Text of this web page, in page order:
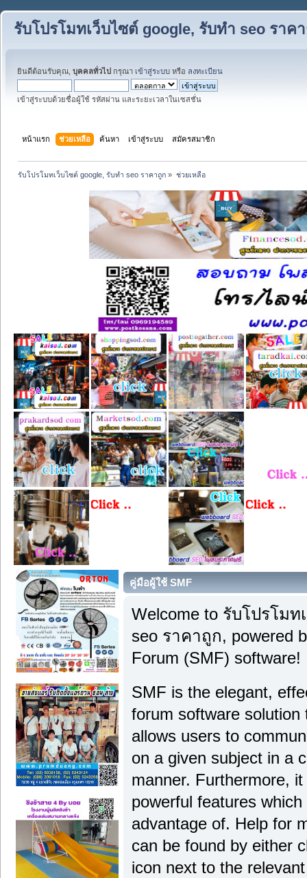
รับโปรโมทเว็บไซต์ google, รับทำ seo ราค
ยินดีต้อนรับคุณ, บุคคลทั่วไป กรุณา เข้าสู่ระบบ หรือ ลงทะเบียน
เข้าสู่ระบบด้วยชื่อผู้ใช้ รหัสผ่าน และระยะเวลาในเซสชั่น
หน้าแรก ช่วยเหลือ ค้นหา เข้าสู่ระบบ สมัครสมาชิก
รับโปรโมทเว็บไซต์ google, รับทำ seo ราคาถูก » ช่วยเหลือ
คู่มือผู้ใช้ SMF
Welcome to รับโปรโม
seo ราคาถูก, powered
Forum (SMF) software!
SMF is the elegant,
forum software
allows users to
on a given subject in a
manner. Furthermore,
powerful features
advantage of. Help for
can be found by either
icon next to the